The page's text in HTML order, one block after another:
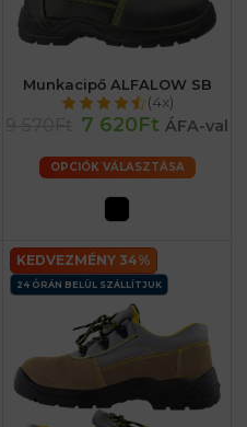
Munkacipő ALFALOW SB
(4x)
7 620Ft ÁFA-val
OPCIÓK VÁLASZTÁSA
KEDVEZMÉNY 34%
24 ÓRÁN BELÜL SZÁLLÍTJUK